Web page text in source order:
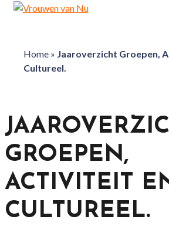
Home» Jaaroverzicht Groepen,
Cultureel.
GROEPEN,
ACTIVITEIT
CULTUREEL.